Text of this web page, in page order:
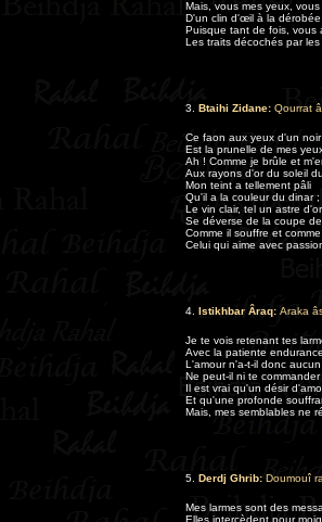
Mais, vous mes yeux,
D'un clin d'œil à la dérobée
Puisque tant de fois, vous
Les traits décochés par
3. Btaihi Zidane: Qourrat
Ce faon aux yeux d'un
Est la prunelle de mes
Ah ! Comme je brûle et
Aux rayons d'or du soleil
Mon teint a tellement pâli
Qu'il a la couleur du dinar ;
Le vin clair, tel un astre d'or
Se déverse de la coupe
Comme il souffre et
Celui qui aime avec
4. Istikhbar Âraq: Araka
Je te vois retenant tes
Avec la patiente
L'amour n'a-t-il donc
Ne peut-il ni te
Il est vrai qu'un désir
Et qu'une profonde
Mais, mes semblables ne
5. Derdj Ghrib: Doumouî
Mes larmes sont des
Elles intercèdent pour